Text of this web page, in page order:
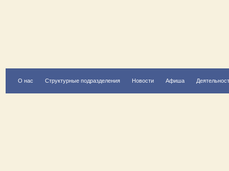
О нас Структурные подразделения Новости Афиша